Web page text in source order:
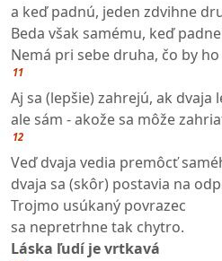
a keď padnú, jeden zdvihne
Beda však samému, keď
Nemá pri sebe druha, čo by
11
Aj sa (lepšie) zahrejú, ak dvaja
ale sám - akože sa môže
12
Veď dvaja vedia premôcť
dvaja sa (skôr) postavia na
Trojmo usúkaný povrazec
sa nepretrhne tak chytro.
Láska ľudí je vrtkavá